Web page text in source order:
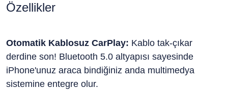
Özellikler
Otomatik Kablosuz CarPlay: Kablo tak-çıkar
derdine son! Bluetooth 5.0 altyapısı sayesinde
iPhone'unuz araca bindiğiniz anda multimedya
sistemine entegre olur.